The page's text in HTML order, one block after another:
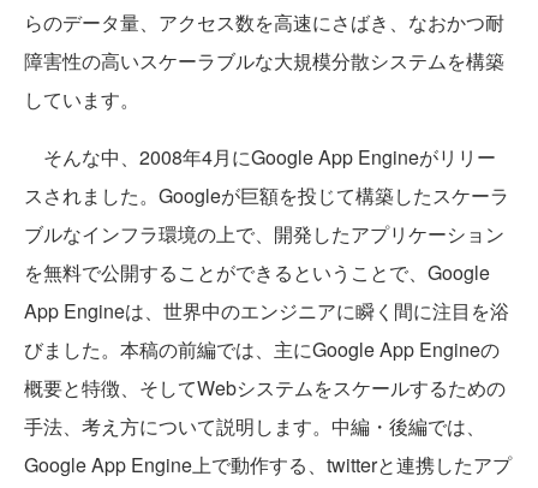
らのデータ量、アクセス数を高速にさばき、なおかつ耐
障害性の高いスケーラブルな大規模分散システムを構築
しています。
そんな中、2008年4月にGoogle App Engineがリリー
スされました。Googleが巨額を投じて構築したスケーラ
ブルなインフラ環境の上で、開発したアプリケーション
を無料で公開することができるということで、Google
App Engineは、世界中のエンジニアに瞬く間に注目を浴
びました。本稿の前編では、主にGoogle App Engineの
概要と特徴、そしてWebシステムをスケールするための
手法、考え方について説明します。中編・後編では、
Google App Engine上で動作する、twitterと連携したアプ